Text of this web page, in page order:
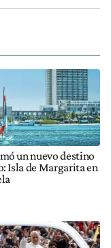
un nuevo destino
Isla de Margarita en